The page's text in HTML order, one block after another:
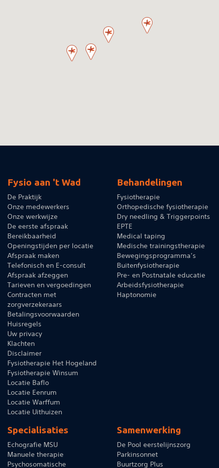
Fysio aan 't Wad
De Praktijk
Onze medewerkers
Onze werkwijze
De eerste afspraak
Bereikbaarheid
Openingstijden per locatie
Afspraak maken
Telefonisch en E-consult
Afspraak afzeggen
Tarieven en vergoedingen
Contracten met
zorgverzekeraars
Betalingsvoorwaarden
Huisregels
Uw privacy
Klachten
Disclaimer
Fysiotherapie Het Hogeland
Fysiotherapie Winsum
Locatie Baflo
Locatie Eenrum
Locatie Warffum
Locatie Uithuizen
Behandelingen
Fysiotherapie
Orthopedische fysiotherapie
Dry needling & Triggerpoints
EPTE
Medical taping
Medische trainingstherapie
Bewegingsprogramma’s
Buitenfysiotherapie
Pre- en Postnatale educatie
Arbeidsfysiotherapie
Haptonomie
Specialisaties
Echografie MSU
Manuele therapie
Psychosomatische
Samenwerking
De Pool eerstelijnszorg
Parkinsonnet
Buurtzorg Plus